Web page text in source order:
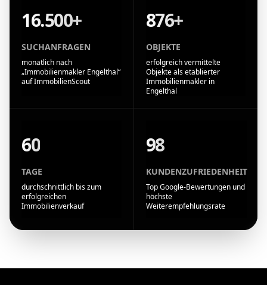
16.500+
SUCHANFRAGEN
monatlich nach
„Immobilienmakler Engelthal“
auf ImmobilienScout
876+
OBJEKTE
erfolgreich vermittelte
Objekte als etablierter
Immobilienmakler in
Engelthal
60
TAGE
durchschnittlich bis zum
erfolgreichen
Immobilienverkauf
98
KUNDENZUFRIEDENHEIT
Top Google-Bewertungen und
höchste
Weiterempfehlungsrate